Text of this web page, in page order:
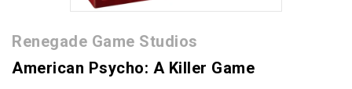
Renegade Game Studios
American Psycho: A Killer Game